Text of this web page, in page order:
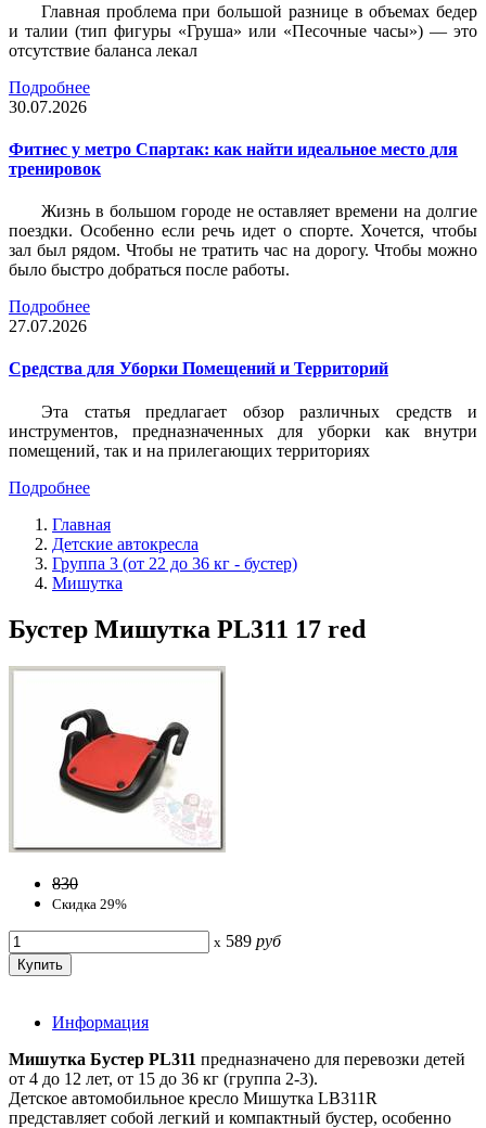
Главная проблема при большой разнице в объемах бедер
и талии (тип фигуры «Груша» или «Песочные часы») — это
отсутствие баланса лекал
Подробнее
30.07.2026
Фитнес у метро Спартак: как найти идеальное место для
тренировок
Жизнь в большом городе не оставляет времени на долгие
поездки. Особенно если речь идет о спорте. Хочется, чтобы
зал был рядом. Чтобы не тратить час на дорогу. Чтобы можно
было быстро добраться после работы.
Подробнее
27.07.2026
Средства для Уборки Помещений и Территорий
Эта статья предлагает обзор различных средств и
инструментов, предназначенных для уборки как внутри
помещений, так и на прилегающих территориях
Подробнее
Главная
Детские автокресла
Группа 3 (от 22 до 36 кг - бустер)
Мишутка
Бустер Мишутка PL311 17 red
830
Скидка 29%
x 589 руб
Информация
Мишутка Бустер PL311 предназначено для перевозки детей
от 4 до 12 лет, от 15 до 36 кг (группа 2-3).
Детское автомобильное кресло Мишутка LB311R
представляет собой легкий и компактный бустер, особенно